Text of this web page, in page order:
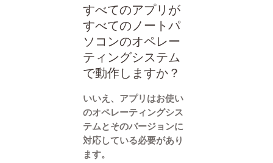
すべてのアプリが
すべてのノートパ
ソコンのオペレー
ティングシステム
で動作しますか？
いいえ、アプリはお使い
のオペレーティングシス
テムとそのバージョンに
対応している必要があり
ます。